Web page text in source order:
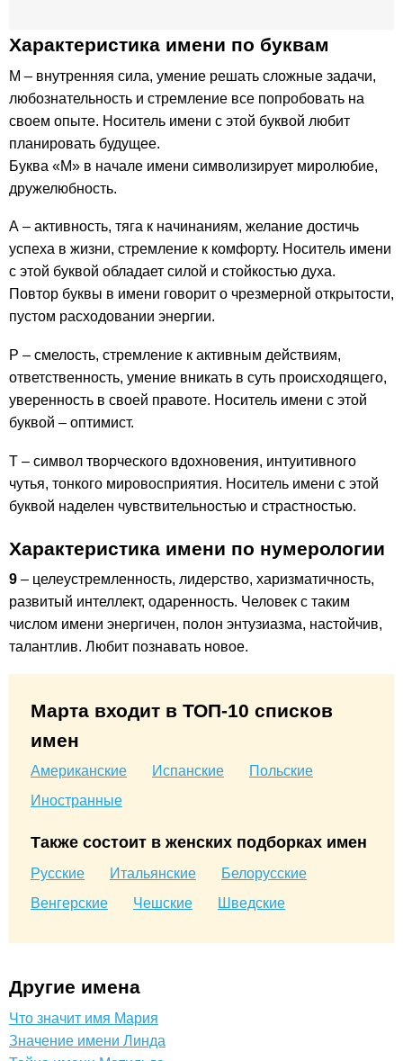
Характеристика имени по буквам
М – внутренняя сила, умение решать сложные задачи,
любознательность и стремление все попробовать на
своем опыте. Носитель имени с этой буквой любит
планировать будущее.
Буква «М» в начале имени символизирует миролюбие,
дружелюбность.
А – активность, тяга к начинаниям, желание достичь
успеха в жизни, стремление к комфорту. Носитель имени
с этой буквой обладает силой и стойкостью духа.
Повтор буквы в имени говорит о чрезмерной открытости,
пустом расходовании энергии.
Р – смелость, стремление к активным действиям,
ответственность, умение вникать в суть происходящего,
уверенность в своей правоте. Носитель имени с этой
буквой – оптимист.
Т – символ творческого вдохновения, интуитивного
чутья, тонкого мировосприятия. Носитель имени с этой
буквой наделен чувствительностью и страстностью.
Характеристика имени по нумерологии
9 – целеустремленность, лидерство, харизматичность,
развитый интеллект, одаренность. Человек с таким
числом имени энергичен, полон энтузиазма, настойчив,
талантлив. Любит познавать новое.
Марта входит в ТОП-10 списков
имен
Американские Испанские
Польские
Иностранные
Также состоит в женских подборках имен
Русские Итальянские
Белорусские
Венгерские
Чешские Шведские
Другие имена
Что значит имя Мария
Значение имени Линда